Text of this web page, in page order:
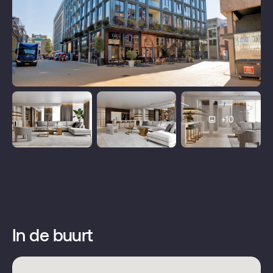
ondernemer of expat 2x maandhuur.
- Indien gewenst kan er ook nog een 2e parkeerplaats in de
kelder worden gehuurd.
Huurvoorwaarden:
- Een huurovereenkomst wordt aan gegaan voor onbepaalde tijd
met een minimale duur van 12 maanden
- Inkomenseis is 3 keer de kale huur
- Het appartement wordt verhuurd aan één huishouden.
Stalstraat 44 – Mercado Groningen
Een buitengewone woonbeleving in het hart van de stad, met
ruimte, privacy en klasse.
Daktype Plat dak
Aantal badkamers 2
Aantal woonlagen 1
Voorzieningen
Mechanische ventilatie, tv
kabel, lift
Elektrische boiler
+10
In de buurt